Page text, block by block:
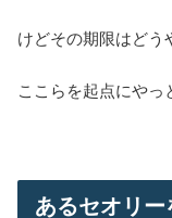
けどその期限はどう
ここらを起点にやっ
あるセオリ